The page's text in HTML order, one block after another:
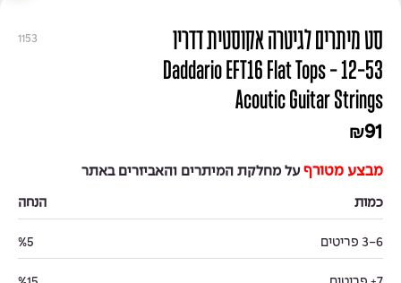
1153
סט מיתרים לגיטרה אקוסטית דדריו
12-53 - Daddario EFT16 Flat Tops
Acoutic Guitar Strings
₪91
מבצע מטורף על מחלקת המיתרים והאביזרים באתר
כמות הנחה
3-6 פריטים %5